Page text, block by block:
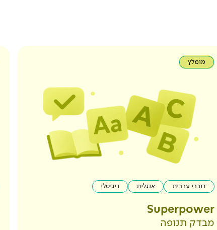
מומלץ
דוברי ערבית אנגלית דיגיטלי
Superpower
מבדק תנופה